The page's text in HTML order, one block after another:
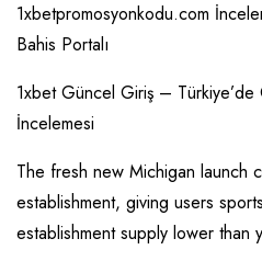
1xbetpromosyonkodu.com
Bahis Portalı
1xbet Güncel Giriş – Türkiye’de
İncelemesi
The fresh new Michigan launch
establishment, giving users
establishment supply lower than